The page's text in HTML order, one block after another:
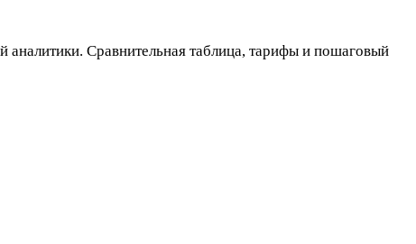
Сравнительная таблица, тарифы и пошаговый